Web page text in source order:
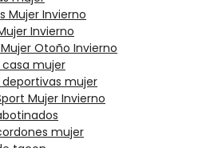
Mujer Invierno
Invierno
Otoño Invierno
casa mujer
deportivas mujer
Mujer Invierno
mujer